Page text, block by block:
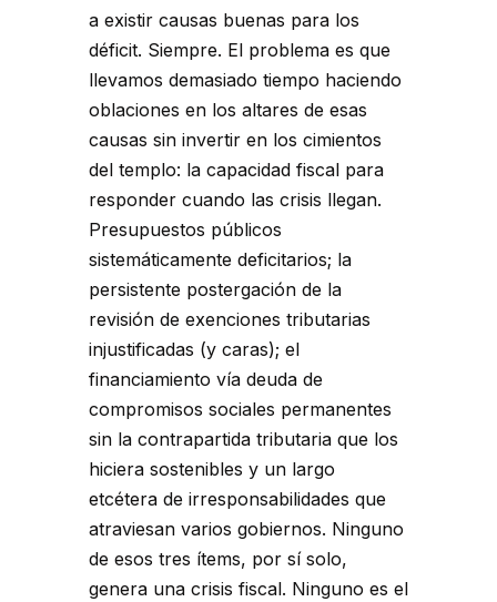
a existir causas buenas para los
déficit. Siempre. El problema es que
llevamos demasiado tiempo haciendo
oblaciones en los altares de esas
causas sin invertir en los cimientos
del templo: la capacidad fiscal para
responder cuando las crisis llegan.
Presupuestos públicos
sistemáticamente deficitarios; la
persistente postergación de la
revisión de exenciones tributarias
injustificadas (y caras); el
financiamiento vía deuda de
compromisos sociales permanentes
sin la contrapartida tributaria que los
hiciera sostenibles y un largo
etcétera de irresponsabilidades que
atraviesan varios gobiernos. Ninguno
de esos tres ítems, por sí solo,
genera una crisis fiscal. Ninguno es el